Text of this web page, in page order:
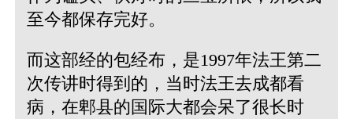
至今都保存完好。
而这部经的包经布，是1997年法王第二
次传讲时得到的，当时法王去成都看
病，在郫县的国际大都会呆了很长时